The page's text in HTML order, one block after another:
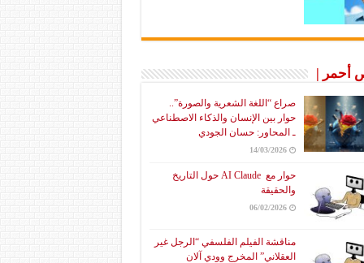
أحمر |
صراع “اللغة الشعرية والصورة”..
حوار بين الإنسان والذكاء الاصطناعي
ـ المحاور: حسان الجودي
14/03/2026
حوار مع AI Claude حول التاريخ
والحقيقة
06/02/2026
مناقشة الفيلم الفلسفي “الرجل غير
العقلاني” المخرج وودي آلان